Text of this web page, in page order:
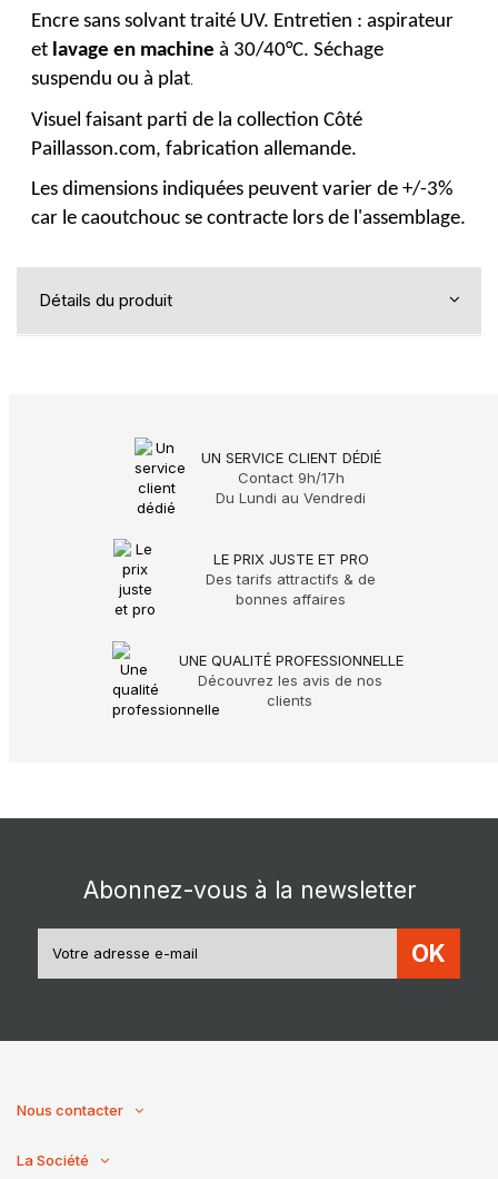
Encre sans solvant traité UV. Entretien : aspirateur
et lavage en machine à 30/40°C. Séchage
suspendu ou à plat
Visuel faisant parti de la collection Côté
Paillasson.com, fabrication allemande.
Les dimensions indiquées peuvent varier de +/-3%
car le caoutchouc se contracte lors de l'assemblage.
Détails du produit
UN SERVICE CLIENT DÉDIÉ
Contact 9h/17h
Du Lundi au Vendredi
LE PRIX JUSTE ET PRO
Des tarifs attractifs & de
bonnes affaires
UNE QUALITÉ PROFESSIONNELLE
Découvrez les avis de nos
clients
Abonnez-vous à la newsletter
OK
Nous contacter
La Société